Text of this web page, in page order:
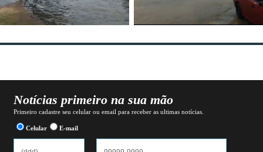
Notícias primeiro na sua mão
Primeiro cadastre seu celular ou email para receber as ultimas notícias.
Celular E-mail